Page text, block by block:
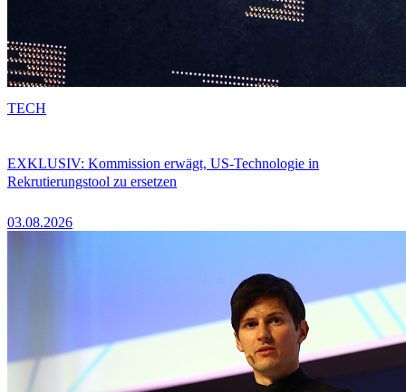
EXKLUSIV: Kommission erwägt, US-Technologie in
Rekrutierungstool zu ersetzen
03.08.2026
TECH